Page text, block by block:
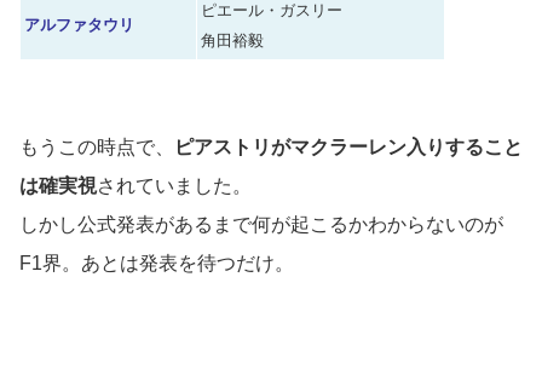
アルファタウリ
ピエール・ガスリー
角田裕毅
もうこの時点で、
ピアストリがマクラーレン入りすること
は確実視されていました。
しかし公式発表があるまで何が起こるかわからないのが
F1界。あとは発表を待つだけ。